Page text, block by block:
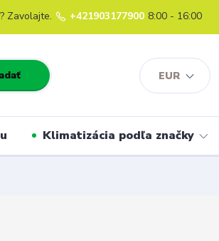
EUR
Zavolajte. +421903177900 8:00 - 16:00
Klimatizácia podľa značky